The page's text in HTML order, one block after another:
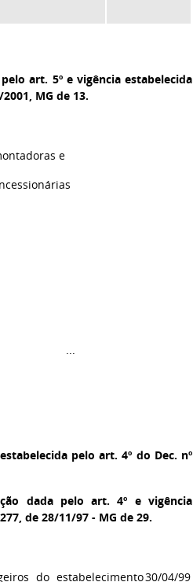
art. 5º e vigência estabelecida
MG de 13.
e
...
pelo art. 4º do Dec. nº
dada pelo art. 4º e vigência
de 28/11/97 - MG de 29.
do estabelecimento30/04/99